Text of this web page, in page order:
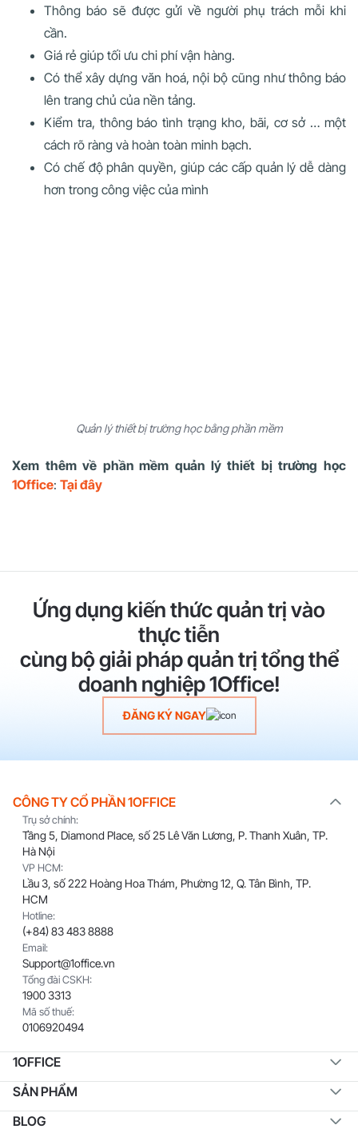
Thông báo sẽ được gửi về người phụ trách mỗi khi
cần.
Giá rẻ giúp tối ưu chi phí vận hàng.
Có thể xây dựng văn hoá, nội bộ cũng như thông báo
lên trang chủ của nền tảng.
Kiểm tra, thông báo tình trạng kho, bãi, cơ sở … một
cách rõ ràng và hoàn toàn minh bạch.
Có chế độ phân quyền, giúp các cấp quản lý dễ dàng
hơn trong công việc của mình
Quản lý thiết bị trường học bằng phần mềm
Xem thêm về phần mềm quản lý thiết bị trường học
1Office: Tại đây
Ứng dụng kiến thức quản trị vào
thực tiễn
cùng bộ giải pháp quản trị tổng thể
doanh nghiệp 1Office!
ĐĂNG KÝ NGAY
CÔNG TY CỔ PHẦN 1OFFICE
Trụ sở chính:
Tầng 5, Diamond Place, số 25 Lê Văn Lương, P. Thanh Xuân, TP.
Hà Nội
VP HCM:
Lầu 3, số 222 Hoàng Hoa Thám, Phường 12, Q. Tân Bình, TP.
HCM
Hotline:
(+84) 83 483 8888
Email:
Support@1office.vn
Tổng đài CSKH:
1900 3313
Mã số thuế:
0106920494
1OFFICE
SẢN PHẨM
BLOG